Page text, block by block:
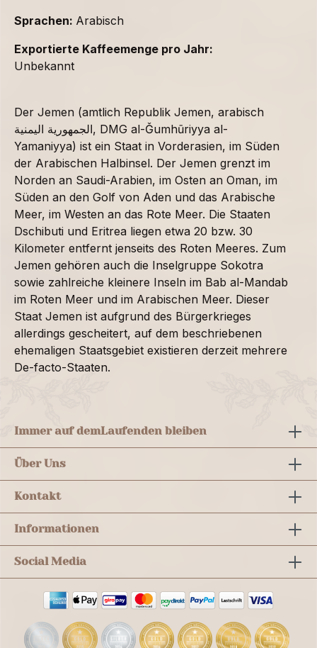
Sprachen: Arabisch
Exportierte Kaffeemenge pro Jahr:
Unbekannt
Der Jemen (amtlich Republik Jemen, arabisch
الجمهورية اليمنية, DMG al-Ǧumhūriyya al-
Yamaniyya) ist ein Staat in Vorderasien, im Süden
der Arabischen Halbinsel. Der Jemen grenzt im
Norden an Saudi-Arabien, im Osten an Oman, im
Süden an den Golf von Aden und das Arabische
Meer, im Westen an das Rote Meer. Die Staaten
Dschibuti und Eritrea liegen etwa 20 bzw. 30
Kilometer entfernt jenseits des Roten Meeres. Zum
Jemen gehören auch die Inselgruppe Sokotra
sowie zahlreiche kleinere Inseln im Bab al-Mandab
im Roten Meer und im Arabischen Meer. Dieser
Staat Jemen ist aufgrund des Bürgerkrieges
allerdings gescheitert, auf dem beschriebenen
ehemaligen Staatsgebiet existieren derzeit mehrere
De-facto-Staaten.
Immer auf demLaufenden bleiben
Über Uns
Kontakt
Informationen
Social Media